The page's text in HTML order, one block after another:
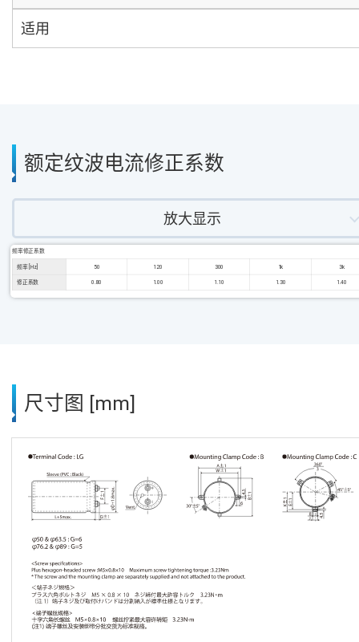
适用
额定纹波电流修正系数
放大显示
频率修正系数
频率 [Hz] 50 120 300 1k 3k
修正系数 0.80 1.00 1.10 1.30 1.40
尺寸图 [mm]